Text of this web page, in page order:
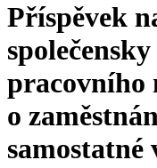
Příspěvek
pracovního
o
samostatné